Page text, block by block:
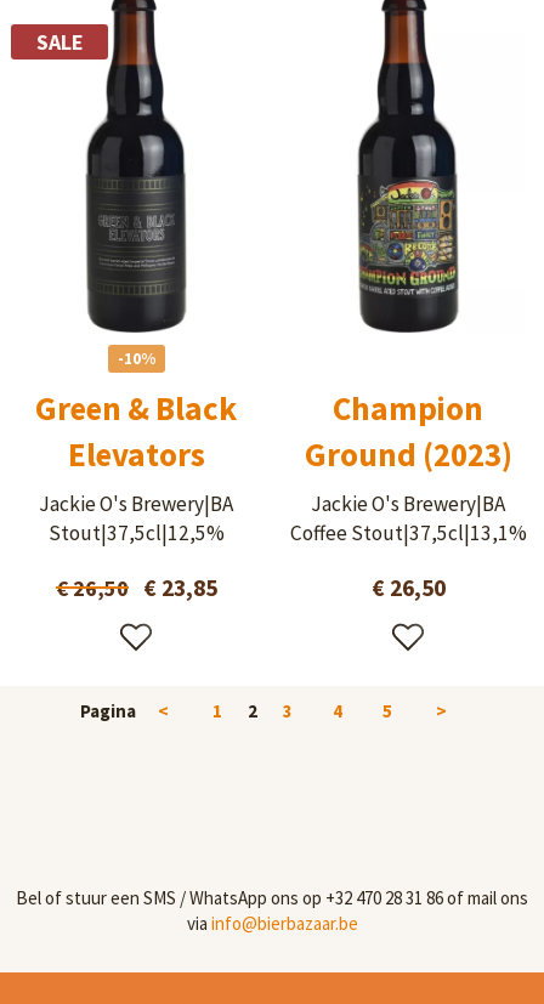
SALE
-10%
Green & Black
Elevators
Jackie O's Brewery|BA
Stout|37,5cl|12,5%
€ 26,50 € 23,85
Champion
Ground (2023)
Jackie O's Brewery|BA
Coffee Stout|37,5cl|13,1%
€ 26,50
Pagina < 1 2 3 4 5 >
Bel of stuur een SMS / WhatsApp ons op +32 470 28 31 86 of mail ons
via info@bierbazaar.be